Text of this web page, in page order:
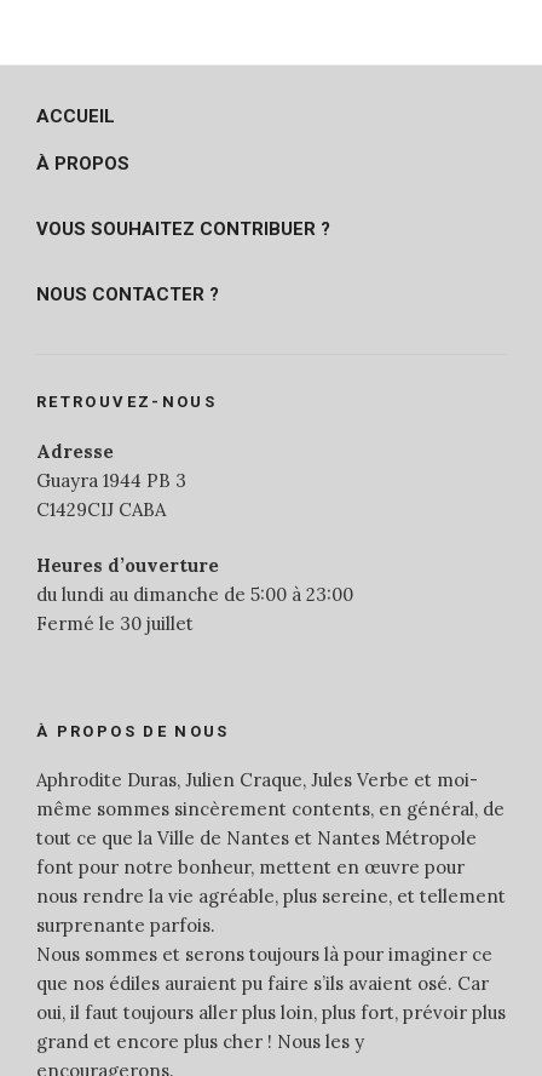
ACCUEIL
À PROPOS
VOUS SOUHAITEZ CONTRIBUER ?
NOUS CONTACTER ?
RETROUVEZ-NOUS
Adresse
Guayra 1944 PB 3
C1429CIJ CABA
Heures d’ouverture
du lundi au dimanche de 5:00 à 23:00
Fermé le 30 juillet
À PROPOS DE NOUS
Aphrodite Duras, Julien Craque, Jules Verbe et moi-
même sommes sincèrement contents, en général, de
tout ce que la Ville de Nantes et Nantes Métropole
font pour notre bonheur, mettent en œuvre pour
nous rendre la vie agréable, plus sereine, et tellement
surprenante parfois.
Nous sommes et serons toujours là pour imaginer ce
que nos édiles auraient pu faire s’ils avaient osé. Car
oui, il faut toujours aller plus loin, plus fort, prévoir plus
grand et encore plus cher ! Nous les y
encouragerons.